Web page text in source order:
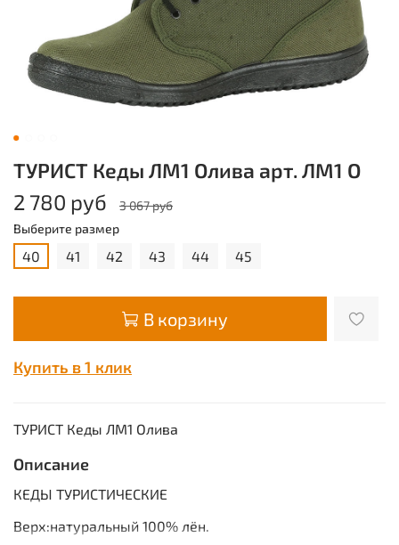
ТУРИСТ Кеды ЛМ1 Олива арт. ЛМ1 О
2 780 руб
3 067 руб
Выберите размер
40 41 42 43 44 45
В корзину
Купить в 1 клик
ТУРИСТ Кеды ЛМ1 Олива
Описание
КЕДЫ ТУРИСТИЧЕСКИЕ
Верх:натуральный 100% лён.